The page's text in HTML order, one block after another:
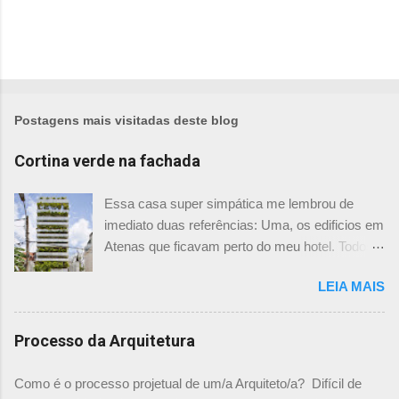
Postagens mais visitadas deste blog
Cortina verde na fachada
Essa casa super simpática me lembrou de
imediato duas referências: Uma, os edificios em
Atenas que ficavam perto do meu hotel. Todos
ficassem tão simpáticos! Mas olhando com
mais foco, me veio a segunda referência. Na
verdade as fachadas da frente e fundos são
como segundas peles, floreiras que criam um
prédio. Justo como a casa do colega Oscar
LEIA MAIS
Processo da Arquitetura
Como é o processo projetual de um/a Arquiteto/a? Difícil de